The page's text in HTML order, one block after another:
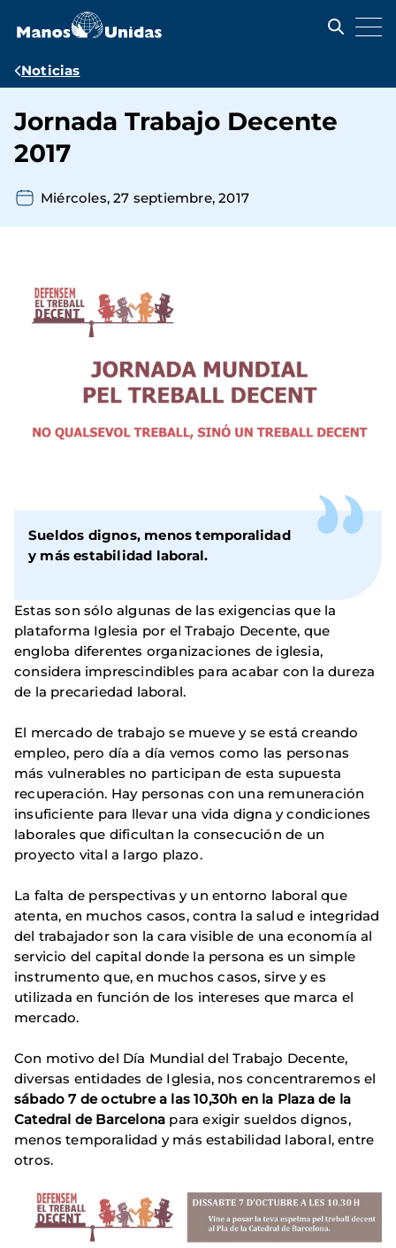
contenido
Ruta
navegación
Noticias
Jornada Trabajo Decente
2017
Miércoles, 27 septiembre, 2017
Sueldos dignos, menos temporalidad
y más estabilidad laboral.
Estas son sólo algunas de las exigencias que la
plataforma Iglesia por el Trabajo Decente, que
engloba diferentes organizaciones de iglesia,
considera imprescindibles para acabar con la dureza
de la precariedad laboral.
El mercado de trabajo se mueve y se está creando
empleo, pero día a día vemos como las personas
más vulnerables no participan de esta supuesta
recuperación. Hay personas con una remuneración
insuficiente para llevar una vida digna y condiciones
laborales que dificultan la consecución de un
proyecto vital a largo plazo.
La falta de perspectivas y un entorno laboral que
atenta, en muchos casos, contra la salud e integridad
del trabajador son la cara visible de una economía al
servicio del capital donde la persona es un simple
instrumento que, en muchos casos, sirve y es
utilizada en función de los intereses que marca el
mercado.
Con motivo del Día Mundial del Trabajo Decente,
diversas entidades de Iglesia, nos concentraremos el
sábado 7 de octubre a las 10,30h en la Plaza de la
Catedral de Barcelona para exigir sueldos dignos,
menos temporalidad y más estabilidad laboral, entre
otros.